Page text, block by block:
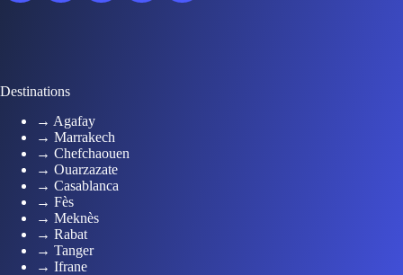
Destinations
→ Agafay
→ Marrakech
→ Chefchaouen
→ Ouarzazate
→ Casablanca
→ Fès
→ Meknès
→ Rabat
→ Tanger
→ Ifrane